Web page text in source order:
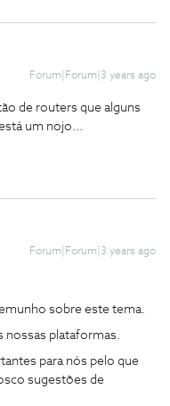
Forum|Forum|3 years ago
de routers que alguns
um nojo...
Forum|Forum|3 years ago
sobre este tema.
nossas plataformas.
para nós pelo que
sugestões de